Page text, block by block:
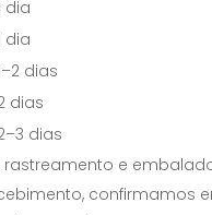
dia
dia
dias
dias
dias
rastreamento e
confirmamos